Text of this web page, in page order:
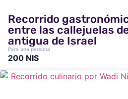
Recorrido
entre las callejuelas
antigua de Israel
Para una persona
200 NIS